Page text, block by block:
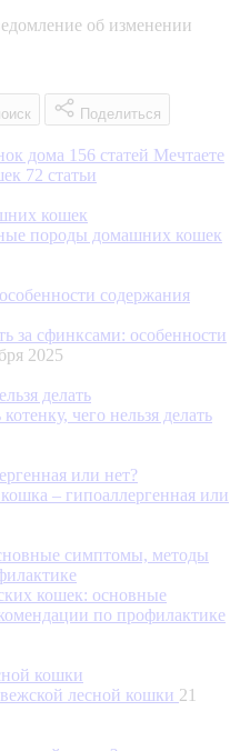
об изменении
Поделиться
дома 156 статей Мечтаете
72 статьи
породы домашних кошек
за сфинксами: особенности
2025
чего нельзя делать
– гипоаллергенная или
кошек: основные
по профилактике
лесной кошки 21